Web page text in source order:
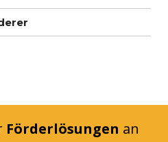
Förderlösungen an